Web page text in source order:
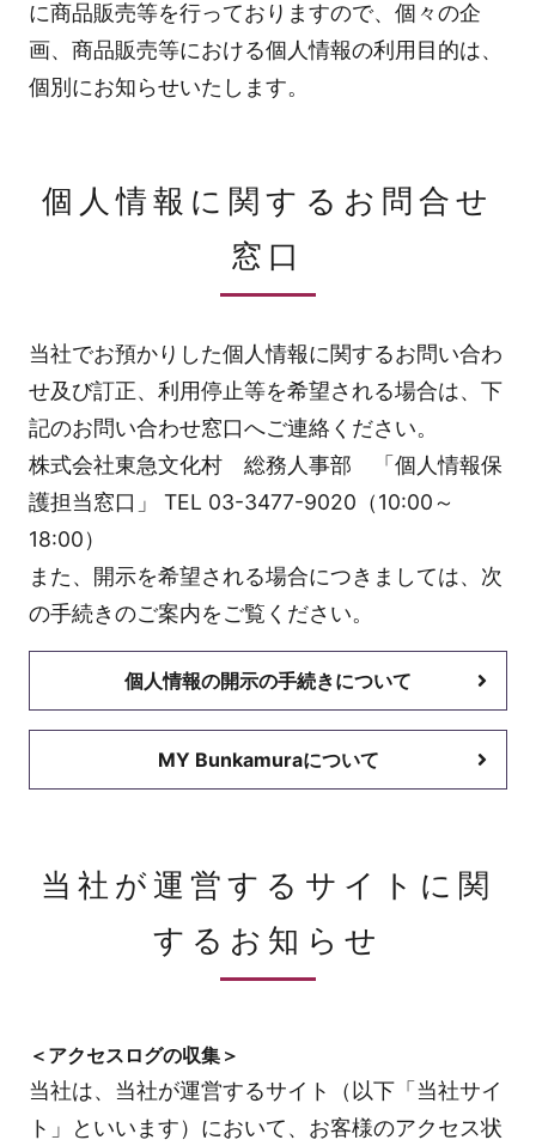
に商品販売等を行っておりますので、個々の企
画、商品販売等における個人情報の利用目的は、
個別にお知らせいたします。
個人情報に関するお問合せ
窓口
当社でお預かりした個人情報に関するお問い合わ
せ及び訂正、利用停止等を希望される場合は、下
記のお問い合わせ窓口へご連絡ください。
株式会社東急文化村 総務人事部 「個人情報保
護担当窓口」 TEL 03-3477-9020（10:00～
18:00）
また、開示を希望される場合につきましては、次
の手続きのご案内をご覧ください。
個人情報の開示の手続きについて
MY Bunkamuraについて
当社が運営するサイトに関
するお知らせ
＜アクセスログの収集＞
当社は、当社が運営するサイト（以下「当社サイ
ト」といいます）において、お客様のアクセス状